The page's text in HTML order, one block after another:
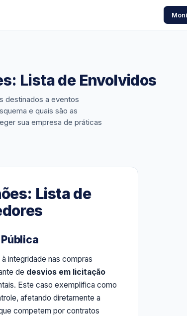
Lista de Envolvidos
destinados a eventos
e quais são as
sua empresa de práticas
Lista de
integridade nas compras
de desvios em licitação
Este caso exemplifica como
afetando diretamente a
competem por contratos